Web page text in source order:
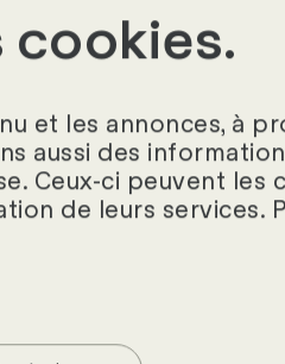
cookies.
et les annonces, à
aussi des
Ceux-ci peuvent
de leurs services.
Liste de
Dans quelle
pour l'IA ?